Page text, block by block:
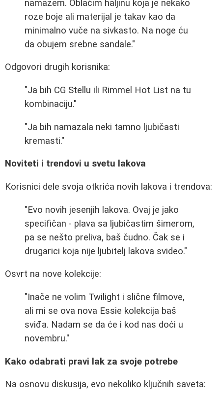
namazem. Oblačim haljinu koja je nekako
roze boje ali materijal je takav kao da
minimalno vuče na sivkasto. Na noge ću
da obujem srebne sandale."
Odgovori drugih korisnika:
"Ja bih CG Stellu ili Rimmel Hot List na tu
kombinaciju."
"Ja bih namazala neki tamno ljubičasti
kremasti."
Noviteti i trendovi u svetu lakova
Korisnici dele svoja otkrića novih lakova i trendova:
"Evo novih jesenjih lakova. Ovaj je jako
specifičan - plava sa ljubičastim šimerom,
pa se nešto preliva, baš čudno. Čak se i
drugarici koja nije ljubitelj lakova svideo."
Osvrt na nove kolekcije:
"Inače ne volim Twilight i slične filmove,
ali mi se ova nova Essie kolekcija baš
sviđa. Nadam se da će i kod nas doći u
novembru."
Kako odabrati pravi lak za svoje potrebe
Na osnovu diskusija, evo nekoliko ključnih saveta: